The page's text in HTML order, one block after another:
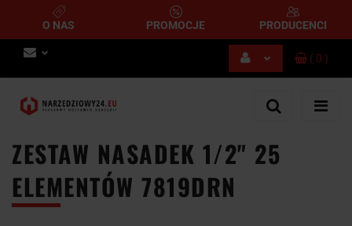
O NAS PROMOCJE PRODUCENCI
( 0 )
ZESTAW NASADEK 1/2" 25
ELEMENTÓW 7819DRN